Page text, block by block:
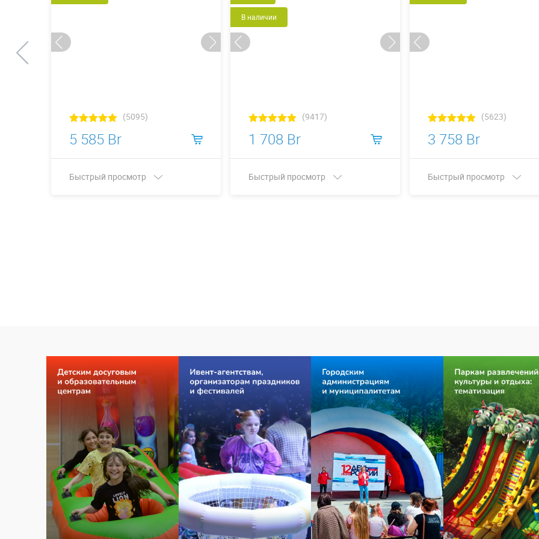
(5095)
5 585 Br
Быстрый просмотр
В наличии
(9417)
1 708 Br
Быстрый просмотр
(5623)
3 758 Br
Быстрый просмотр